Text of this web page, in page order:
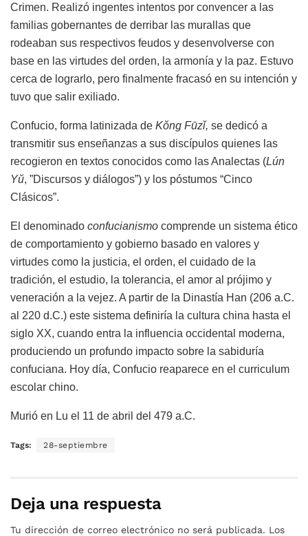
Crimen. Realizó ingentes intentos por convencer a las
familias gobernantes de derribar las murallas que
rodeaban sus respectivos feudos y desenvolverse con
base en las virtudes del orden, la armonía y la paz. Estuvo
cerca de lograrlo, pero finalmente fracasó en su intención y
tuvo que salir exiliado.
Confucio, forma latinizada de Kǒng Fūzǐ, se dedicó a
transmitir sus enseñanzas a sus discípulos quienes las
recogieron en textos conocidos como las Analectas (Lún
Yŭ, ”Discursos y diálogos”) y los póstumos “Cinco
Clásicos”.
El denominado confucianismo comprende un sistema ético
de comportamiento y gobierno basado en valores y
virtudes como la justicia, el orden, el cuidado de la
tradición, el estudio, la tolerancia, el amor al prójimo y
veneración a la vejez. A partir de la Dinastía Han (206 a.C.
al 220 d.C.) este sistema definiría la cultura china hasta el
siglo XX, cuando entra la influencia occidental moderna,
produciendo un profundo impacto sobre la sabiduría
confuciana. Hoy día, Confucio reaparece en el curriculum
escolar chino.
Murió en Lu el 11 de abril del 479 a.C.
Tags: 28-septiembre
Deja una respuesta
Tu dirección de correo electrónico no será publicada. Los